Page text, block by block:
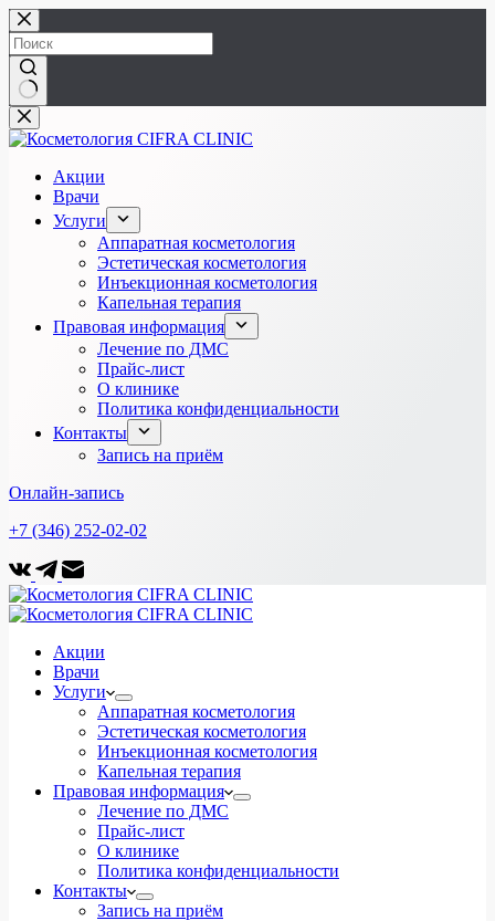
Перейти
к
сути
Ничего
не
Акции
Врачи
Услуги
Аппаратная косметология
Эстетическая косметология
Инъекционная косметология
Капельная терапия
Правовая информация
Лечение по ДМС
Прайс-лист
О клинике
Политика конфиденциальности
Контакты
Запись на приём
Онлайн-запись
+7 (346) 252-02-02
Акции
Врачи
Услуги
Аппаратная косметология
Эстетическая косметология
Инъекционная косметология
Капельная терапия
Правовая информация
Лечение по ДМС
Прайс-лист
О клинике
Политика конфиденциальности
Контакты
Запись на приём